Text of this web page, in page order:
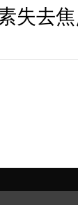
失去